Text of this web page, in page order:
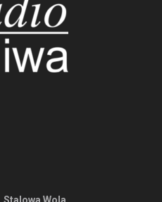
Stalowa Wola